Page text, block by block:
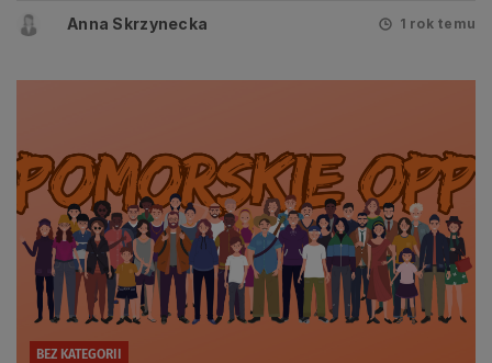
Anna Skrzynecka 1 rok temu
BEZ KATEGORII